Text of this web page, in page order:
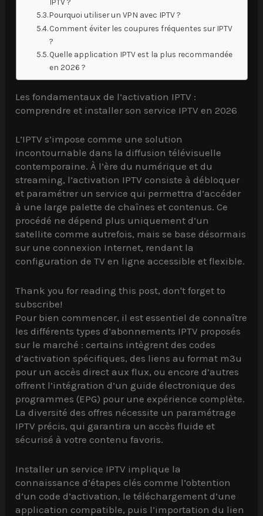
Pourquoi utiliser un VPN avec IPTV ?
Comment éviter les coupures fréquentes sur IPTV
?
Quelle application IPTV est la plus recommandée
en 2026 ?
Les fondamentaux de l’activation IPTV :
comprendre et installer son service IPTV en 2026
L’IPTV s’impose comme une solution
incontournable dans la diffusion télévisuelle
contemporaine. À l’ère du numérique et du
streaming, l’activation IPTV consiste à débloquer
et paramétrer un service qui permettra d’accéder
à une large palette de chaînes et contenus. Ce
procédé ne dépend plus uniquement d’un
satellite comme autrefois, mais se base désormais
sur une connexion Internet, rendant la
configuration de TV en ligne accessible et flexible.
Thank you for reading this post, don't forget to
subscribe!
Pour bien commencer, il est essentiel de connaître
les différents types d’abonnements IPTV proposés
sur le marché : certains intègrent des codes
d’activation spécifiques, des liens au format m3u
pour un accès direct aux flux, ou encore d’autres
offrent l’intégration d’un guide électronique des
programmes (EPG) pour une expérience complète.
La diversité des offres nécessite un paramétrage
IPTV précis, qui garantira un accès fluide et
sécurisé à votre contenu favoris.
Installer un service IPTV implique la
connaissance d’étapes clés comme l’obtention
d’un code d’activation, le téléchargement d’une
application compatible, puis l’importation du lien